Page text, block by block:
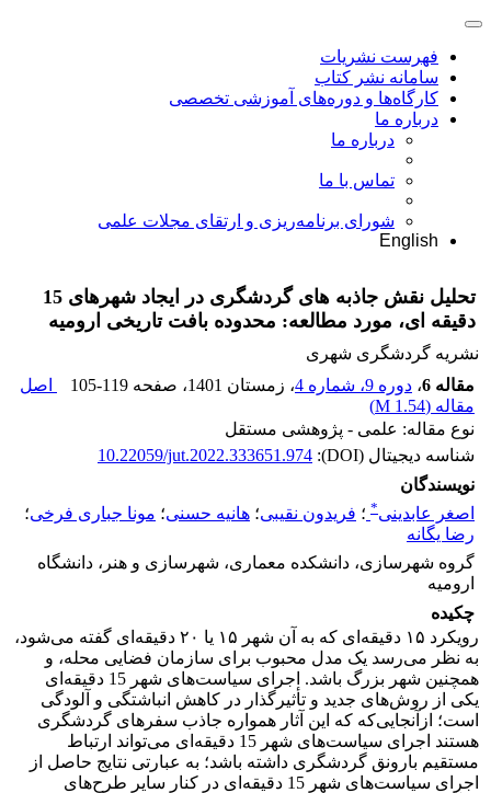
فهرست نشریات
سامانه نشر کتاب
کارگاه‌ها و دوره‌های آموزشی تخصصی
درباره ما
درباره ما
تماس با ما
شورای برنامه‌ریزی و ارتقای مجلات علمی
English
تحلیل نقش جاذبه های گردشگری در ایجاد شهرهای 15
دقیقه ای، مورد مطالعه: محدوده بافت تاریخی ارومیه
نشریه گردشگری شهری
مقاله 6
، دوره 9، شماره 4 ، زمستان 1401 ، صفحه 105-119
اصل
مقاله (1.54 M
)
نوع مقاله: علمی - پژوهشی مستقل
شناسه دیجیتال (DOI):
10.22059/jut.2022.333651.974
نویسندگان
اصغر عابدینی* ؛ فریدون نقیبی؛ هانیه حسنی؛ مونا جباری فرخی؛
رضا یگانه
گروه شهرسازی، دانشکده معماری، شهرسازی و هنر، دانشگاه
ارومیه
چکیده
رویکرد ۱۵ دقیقه‌ای که به آن شهر ۱۵ یا ۲۰ دقیقه‌ای گفته می‌شود،
به نظر می‌رسد یک مدل محبوب برای سازمان فضایی محله، و
همچنین شهر بزرگ باشد. اجرای سیاست‌های شهر 15 دقیقه‌ای
یکی از روش‌های جدید و تأثیرگذار در کاهش انباشتگی و آلودگی
است؛ ازآنجایی‌که که این آثار همواره جاذب سفرهای گردشگری
هستند اجرای سیاست‌های شهر 15 دقیقه‌ای می‌تواند ارتباط
مستقیم بارونق گردشگری داشته باشد؛ به عبارتی نتایج حاصل از
اجرای سیاست‌های شهر 15 دقیقه‌ای در کنار سایر طرح‌های